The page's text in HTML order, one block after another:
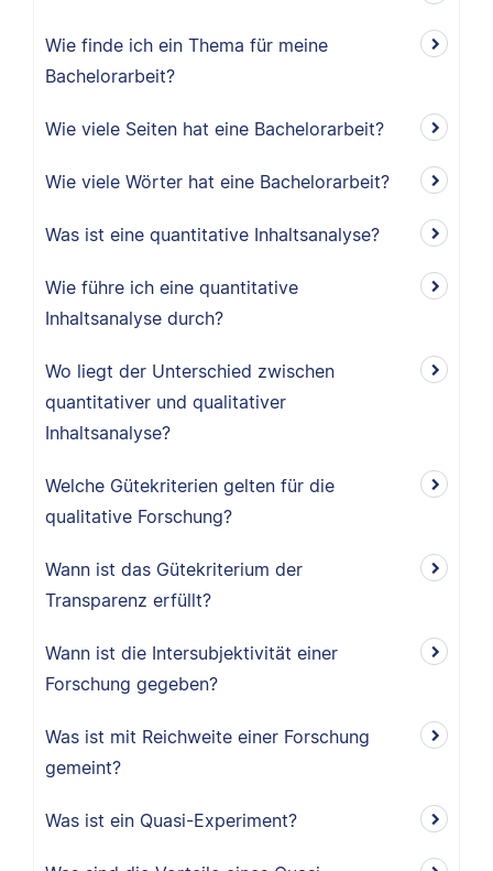
Wie finde ich ein Thema für meine
Bachelorarbeit?
Wie viele Seiten hat eine Bachelorarbeit?
Wie viele Wörter hat eine Bachelorarbeit?
Was ist eine quantitative Inhaltsanalyse?
Wie führe ich eine quantitative
Inhaltsanalyse durch?
Wo liegt der Unterschied zwischen
quantitativer und qualitativer
Inhaltsanalyse?
Welche Gütekriterien gelten für die
qualitative Forschung?
Wann ist das Gütekriterium der
Transparenz erfüllt?
Wann ist die Intersubjektivität einer
Forschung gegeben?
Was ist mit Reichweite einer Forschung
gemeint?
Was ist ein Quasi-Experiment?